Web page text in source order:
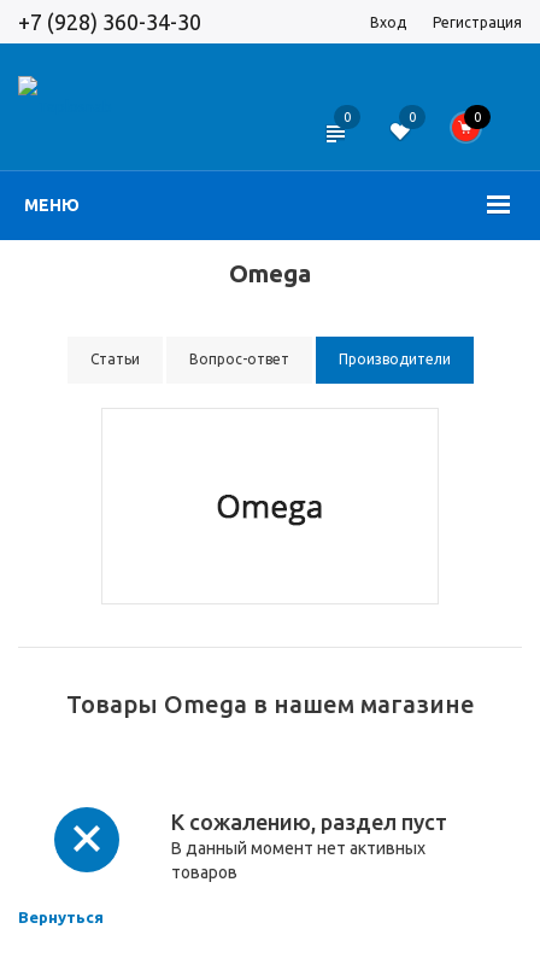
+7 (928) 360-34-30 Вход Регистрация
МЕНЮ
0 0 0
Omega
Статьи Вопрос-ответ Производители
Товары Omega в нашем магазине
К сожалению, раздел пуст
В данный момент нет активных
товаров
Вернуться